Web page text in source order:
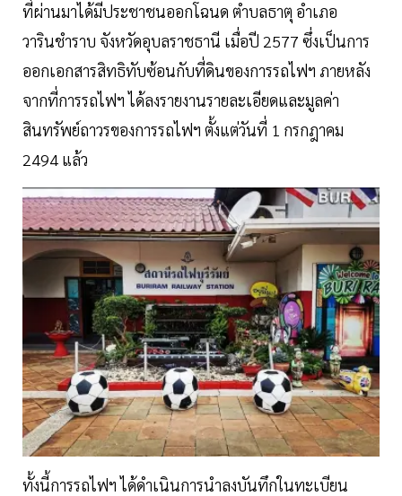
ที่ผ่านมาได้มีประชาชนออกโฉนด ตำบลธาตุ อำเภอ
วารินชำราบ จังหวัดอุบลราชธานี เมื่อปี 2577 ซึ่งเป็นการ
ออกเอกสารสิทธิทับซ้อนกับที่ดินของการรถไฟฯ ภายหลัง
จากที่การรถไฟฯ ได้ลงรายงานรายละเอียดและมูลค่า
สินทรัพย์ถาวรของการรถไฟฯ ตั้งแต่วันที่ 1 กรกฎาคม
2494 แล้ว
ทั้งนี้การรถไฟฯ ได้ดำเนินการนำลงบันทึกในทะเบียน